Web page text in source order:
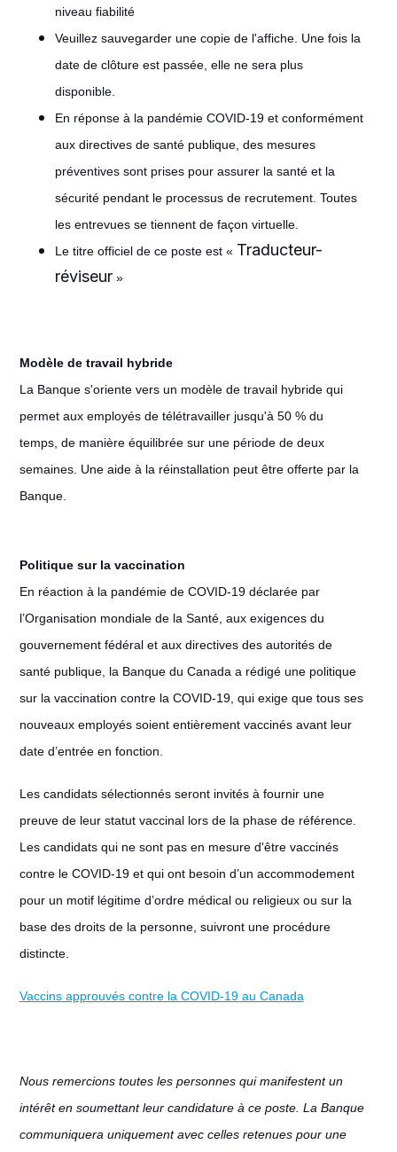
niveau fiabilité
Veuillez sauvegarder une copie de l'affiche. Une fois la
date de clôture est passée, elle ne sera plus
disponible.
En réponse à la pandémie COVID-19 et conformément
aux directives de santé publique, des mesures
préventives sont prises pour assurer la santé et la
sécurité pendant le processus de recrutement. Toutes
les entrevues se tiennent de façon virtuelle.
Le titre officiel de ce poste est « Traducteur-
réviseur»
Modèle de travail hybride
La Banque s'oriente vers un modèle de travail hybride qui
permet aux employés de télétravailler jusqu'à 50 % du
temps, de manière équilibrée sur une période de deux
semaines. Une aide à la réinstallation peut être offerte par la
Banque.
Politique sur la vaccination
En réaction à la pandémie de COVID-19 déclarée par
l’Organisation mondiale de la Santé, aux exigences du
gouvernement fédéral et aux directives des autorités de
santé publique, la Banque du Canada a rédigé une politique
sur la vaccination contre la COVID-19, qui exige que tous ses
nouveaux employés soient entièrement vaccinés avant leur
date d’entrée en fonction.
Les candidats sélectionnés seront invités à fournir une
preuve de leur statut vaccinal lors de la phase de référence.
Les candidats qui ne sont pas en mesure d'être vaccinés
contre le COVID-19 et qui ont besoin d’un accommodement
pour un motif légitime d’ordre médical ou religieux ou sur la
base des droits de la personne, suivront une procédure
distincte.
Vaccins approuvés contre la COVID-19 au Canada
Nous remercions toutes les personnes qui manifestent un
intérêt en soumettant leur candidature à ce poste. La Banque
communiquera uniquement avec celles retenues pour une